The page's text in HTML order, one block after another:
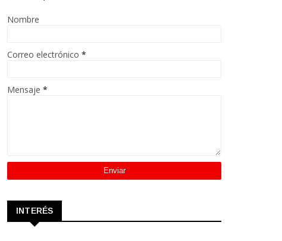
Nombre
Correo electrónico *
Mensaje *
INTERÉS